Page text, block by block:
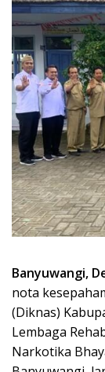
Banyuwangi,
nota
(Diknas)
Lembaga
Narkotika